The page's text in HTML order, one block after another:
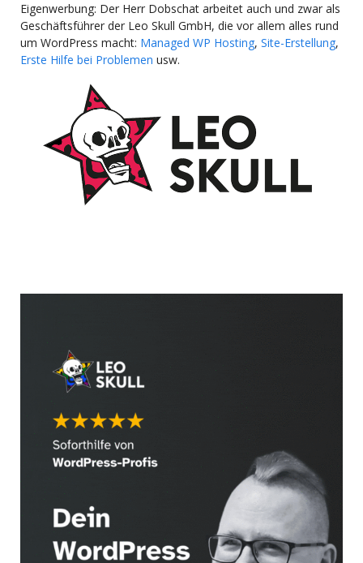
Eigenwerbung: Der Herr Dobschat arbeitet auch und zwar als
Geschäftsführer der Leo Skull GmbH, die vor allem alles rund
um WordPress macht: Managed WP Hosting, Site-Erstellung,
Erste Hilfe bei Problemen usw.